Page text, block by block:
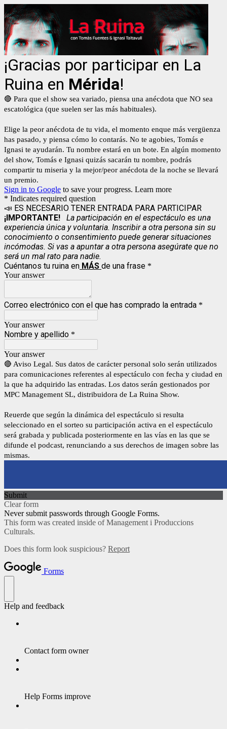
¡Gracias por participar en La
Ruina en Mérida!
🔴 Para que el show sea variado, piensa una anécdota que NO sea
escatológica (que suelen ser las más habituales).
Elige la peor anécdota de tu vida, el momento enque más vergüenza
has pasado, y piensa cómo lo contarás. No te agobies, Tomás e
Ignasi te ayudarán. Tu nombre estará en un bote. En algún momento
del show, Tomás e Ignasi quizás sacarán tu nombre, podrás
compartir tu miseria y la mejor/peor anécdota de la noche se llevará
un premio.
Sign in to Google to save your progress. Learn more
* Indicates required question
📣 ES NECESARIO TENER ENTRADA PARA PARTICIPAR
¡IMPORTANTE!
La participación en el espectáculo es una
experiencia única y voluntaria. Inscribir a otra persona sin su
conocimiento o consentimiento puede generar situaciones
incómodas. Si vas a apuntar a otra persona asegúrate que no
será un mal rato para nadie.
Cuéntanos tu ruina en MÁS de una frase *
Your answer
Correo electrónico con el que has comprado la entrada *
Your answer
Nombre y apellido *
Your answer
🔴 Aviso Legal. Sus datos de carácter personal solo serán utilizados
para comunicaciones referentes al espectáculo con fecha y ciudad en
la que ha adquirido las entradas. Los datos serán gestionados por
MPC Management SL, distribuidora de La Ruina Show.
Reuerde que según la dinámica del espectáculo si resulta
seleccionado en el sorteo su participación activa en el espectáculo
será grabada y publicada posteriormente en las vías en las que se
difunde el podcast, renunciando a sus derechos de imagen sobre las
mismas.
Submit
Clear form
Never submit passwords through Google Forms.
This form was created inside of Management i Produccions
Culturals.
Does this form look suspicious? Report
Forms
Help and feedback
Contact form owner
Help Forms improve